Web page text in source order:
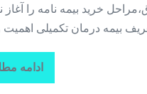
خرید بیمه نامه را آغاز
بیمه درمان تکمیلی
ادامه